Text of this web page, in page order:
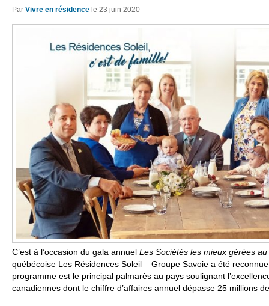
Par Vivre en résidence le 23 juin 2020
C’est à l’occasion du gala annuel Les Sociétés les mieux gérées
québécoise Les Résidences Soleil – Groupe Savoie a été
programme est le principal palmarès au pays soulignant
canadiennes dont le chiffre d’affaires annuel dépasse 25 millions